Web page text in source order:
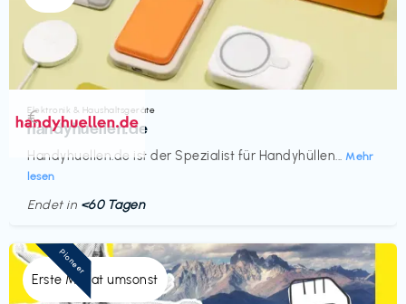
Elektronik & Haushaltsgeräte
handyhuellen.de
Handyhuellen.de ist der Spezialist für Handyhüllen... Mehr
lesen
€‎
Endet in <60 Tagen
Erste Monat umsonst
Pioneer